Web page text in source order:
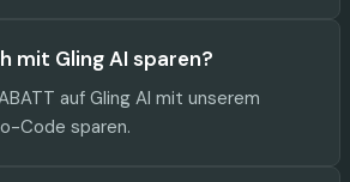
mit Gling AI sparen?
auf Gling AI mit unserem
Code sparen.